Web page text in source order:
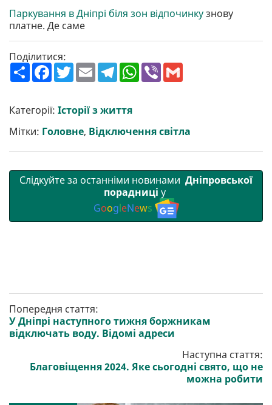
Паркування в Дніпрі біля зон відпочинкузнову
платне. Де саме
Поділитися:
П
о
р
и
т
и
F
a
b
o
o
k
T
w
t
e
r
E
m
l
T
e
g
r
a
m
W
h
p
p
V
Категорії: Історії з життя
Мітки: Головне, Відключення світла
Слідкуйте за останніми новинами Дніпровської
порадниці у
GoogleNews
Попередня стаття:
У Дніпрі наступного тижня боржникам
відключать воду. Відомі адреси
Наступна стаття:
Благовіщення 2024. Яке сьогодні свято, що не
можна робити